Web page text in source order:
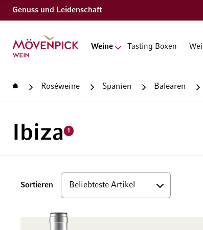
Genuss und Leidenschaft
Zur Startseite
Weine Tasting Boxen
StartseiteRoséweine Spanien Balearen
Ibiza 1
Sortieren